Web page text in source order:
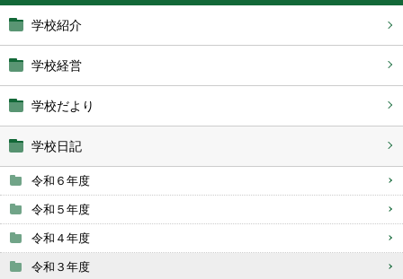
学校紹介
学校経営
学校だより
学校日記
令和６年度
令和５年度
令和４年度
令和３年度